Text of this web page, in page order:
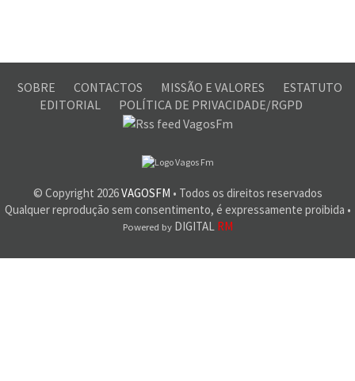
SOBRE CONTACTOS MISSÃO E VALORES
ESTATUTO
EDITORIAL
POLÍTICA DE PRIVACIDADE/RGPD
© Copyright 2026VAGOSFM • Todos os direitos reservados
Qualquer reprodução sem consentimento, é expressamente proibida •
Powered byDIGITAL RM